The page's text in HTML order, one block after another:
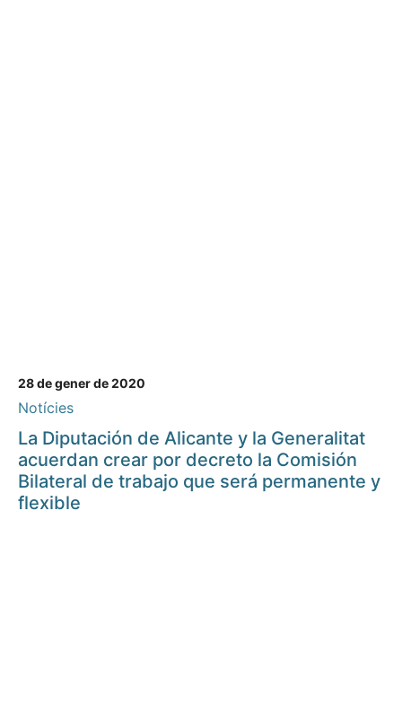
28 de gener de 2020
Notícies
La Diputación de Alicante y la Generalitat
acuerdan crear por decreto la Comisión
Bilateral de trabajo que será permanente y
flexible